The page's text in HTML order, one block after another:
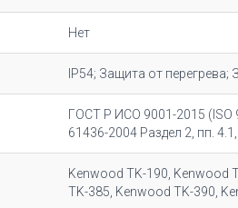
Нет
IP54; Защита от перегрева;
ГОСТ Р ИСО 9001-2015
61436-2004 Раздел 2, пп.
Kenwood TK-190, Kenwood
TK-385, Kenwood TK-390,